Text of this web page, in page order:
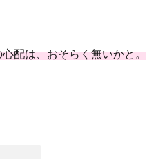
配は、おそらく無いかと。